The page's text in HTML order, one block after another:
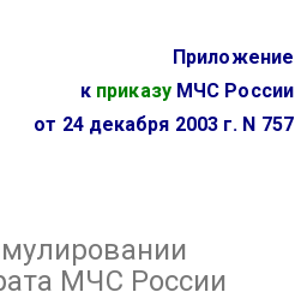
Приложение
к приказуМЧС России
от 24 декабря 2003 г. N 757
МЧС России